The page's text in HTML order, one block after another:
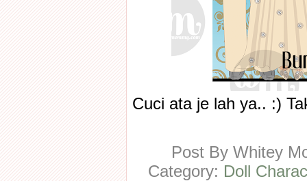
Cuci ata je lah ya.. :)
Post By Whitey
Category: Doll